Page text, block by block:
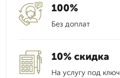
100%
Без доплат
10% скидка
На услугу под ключ